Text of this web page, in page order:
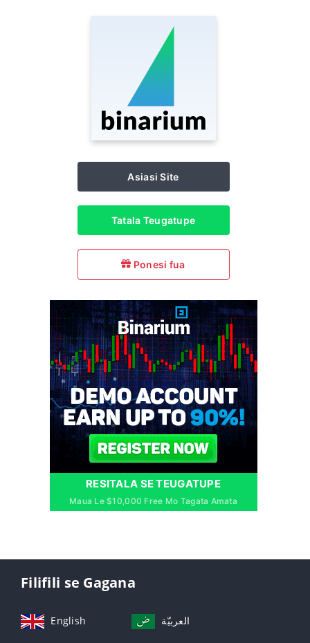
Asiasi Site
Tatala Teugatupe
Ponesi fua
RESITALA SE TEUGATUPE
Maua Le $10,000 Free Mo Tagata Amata
Filifili se Gagana
English العربيّة